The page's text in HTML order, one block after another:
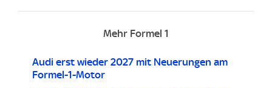
Mehr Formel 1
Audi erst wieder 2027 mit Neuerungen am
Formel-1-Motor